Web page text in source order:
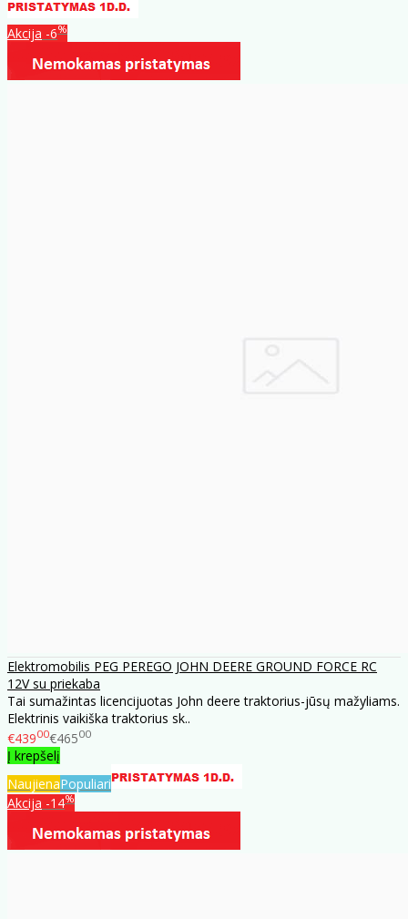
Akcija -6%
Elektromobilis PEG PEREGO JOHN DEERE GROUND FORCE RC
12V su priekaba
Tai sumažintas licencijuotas John deere traktorius-jūsų mažyliams.
Elektrinis vaikiška traktorius sk..
€43900€46500
Į krepšelį
NaujienaPopuliari
Akcija -14%